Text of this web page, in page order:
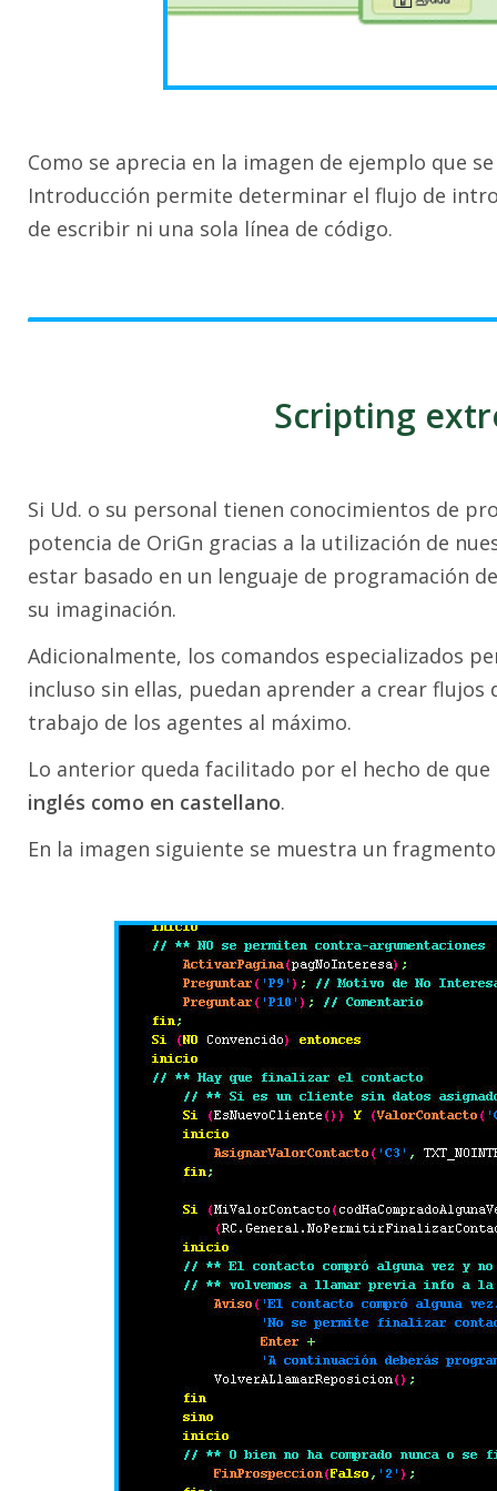
Como se aprecia en la imagen de ejemplo que
Introducción permite determinar el flujo de
de escribir ni una sola línea de código.
Scripting
Si Ud. o su personal tienen conocimientos de
potencia de OriGn gracias a la utilización de
estar basado en un lenguaje de programación
su imaginación.
Adicionalmente, los comandos especializados
incluso sin ellas, puedan aprender a crear
trabajo de los agentes al máximo.
Lo anterior queda facilitado por el hecho de que
inglés como en castellano.
En la imagen siguiente se muestra un